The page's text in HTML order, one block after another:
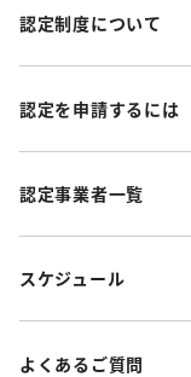
認定制度について
認定を申請するには
認定事業者一覧
スケジュール
よくあるご質問